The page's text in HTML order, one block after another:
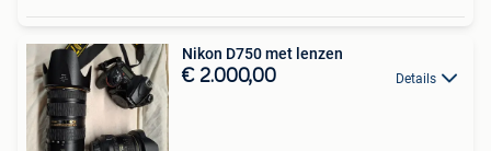
Nikon D750 met lenzen
€ 2.000,00 Details